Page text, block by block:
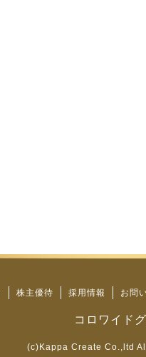
株主優待 採用情報 お問
コロワイド
(c)Kappa Create Co.,ltd